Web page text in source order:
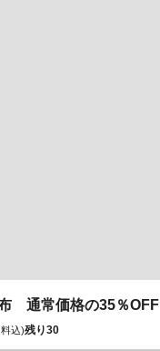
布 通常価格の35％OFF
込)残り30